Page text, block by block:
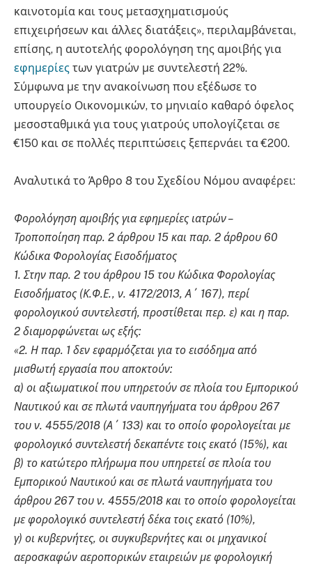
καινοτομία και τους μετασχηματισμούς
επιχειρήσεων και άλλες διατάξεις», περιλαμβάνεται,
επίσης, η αυτοτελής φορολόγηση της αμοιβής για
εφημερίες των γιατρών με συντελεστή 22%.
Σύμφωνα με την ανακοίνωση που εξέδωσε το
υπουργείο Οικονομικών, το μηνιαίο καθαρό όφελος
μεσοσταθμικά για τους γιατρούς υπολογίζεται σε
€150 και σε πολλές περιπτώσεις ξεπερνάει τα €200.
Αναλυτικά το Άρθρο 8 του Σχεδίου Νόμου αναφέρει:
Φορολόγηση αμοιβής για εφημερίες ιατρών –
Τροποποίηση παρ. 2 άρθρου 15 και παρ. 2 άρθρου 60
Κώδικα Φορολογίας Εισοδήματος
1. Στην παρ. 2 του άρθρου 15 του Κώδικα Φορολογίας
Εισοδήματος (Κ.Φ.Ε., ν. 4172/2013, Α΄ 167), περί
φορολογικού συντελεστή, προστίθεται περ. ε) και η παρ.
2 διαμορφώνεται ως εξής:
«2. Η παρ. 1 δεν εφαρμόζεται για το εισόδημα από
μισθωτή εργασία που αποκτούν:
α) οι αξιωματικοί που υπηρετούν σε πλοία του Εμπορικού
Ναυτικού και σε πλωτά ναυπηγήματα του άρθρου 267
του ν. 4555/2018 (Α΄ 133) και το οποίο φορολογείται με
φορολογικό συντελεστή δεκαπέντε τοις εκατό (15%), και
β) το κατώτερο πλήρωμα που υπηρετεί σε πλοία του
Εμπορικού Ναυτικού και σε πλωτά ναυπηγήματα του
άρθρου 267 του ν. 4555/2018 και το οποίο φορολογείται
με φορολογικό συντελεστή δέκα τοις εκατό (10%),
γ) οι κυβερνήτες, οι συγκυβερνήτες και οι μηχανικοί
αεροσκαφών αεροπορικών εταιρειών με φορολογική